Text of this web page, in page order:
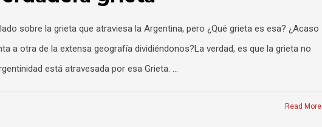
sobre la grieta que atraviesa la Argentina, pero ¿Qué grieta es esa? ¿Acaso
a otra de la extensa geografía dividiéndonos?La verdad, es que la grieta no
está atravesada por esa Grieta. …
Read More